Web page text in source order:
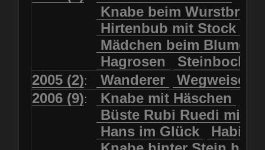
Mädchen beim Blumenpflücken
Mädchen in Regenjacke
Mädchen in Regenjacke und
Mädchen mit Regenmolch
Mädchen mit Schmetterling
Mätti Grossmann-Michel
Meitschi (Rundweg)
Meitschi mit Teddybär
Pilzfraueli Risetenmandli
Luchs schreitend
Luchs sitzend Murmeltier
Murmeltiere Rehbockkopf
Rehkitz Rehkitz sitzend
Salamader Schmetterling
Schmetterlinge Schnecke
Schwarznasenschaf
Schwarznasenschaf mit Kalb
Knabe beim
Hirtenbub mit Stock
Mädchen beim
Hagrosen
Steinbock
2005 (2): Wanderer
Wegweiser
2006 (9): Knabe mit Häschen
Büste Rubi Ruedi mit
Hans im Glück